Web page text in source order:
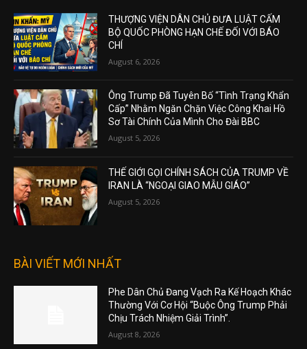
THƯỢNG VIỆN DÂN CHỦ ĐƯA LUẬT CẤM
BỘ QUỐC PHÒNG HẠN CHẾ ĐỐI VỚI BÁO
CHÍ
August 6, 2026
Ông Trump Đã Tuyên Bố “Tình Trạng Khẩn
Cấp” Nhằm Ngăn Chặn Việc Công Khai Hồ
Sơ Tài Chính Của Mình Cho Đài BBC
August 5, 2026
THẾ GIỚI GỌI CHÍNH SÁCH CỦA TRUMP VỀ
IRAN LÀ “NGOẠI GIAO MẪU GIÁO”
August 5, 2026
BÀI VIẾT MỚI NHẤT
Phe Dân Chủ Đang Vạch Ra Kế Hoạch Khác
Thường Với Cơ Hội “Buộc Ông Trump Phải
Chịu Trách Nhiệm Giải Trình”.
August 8, 2026